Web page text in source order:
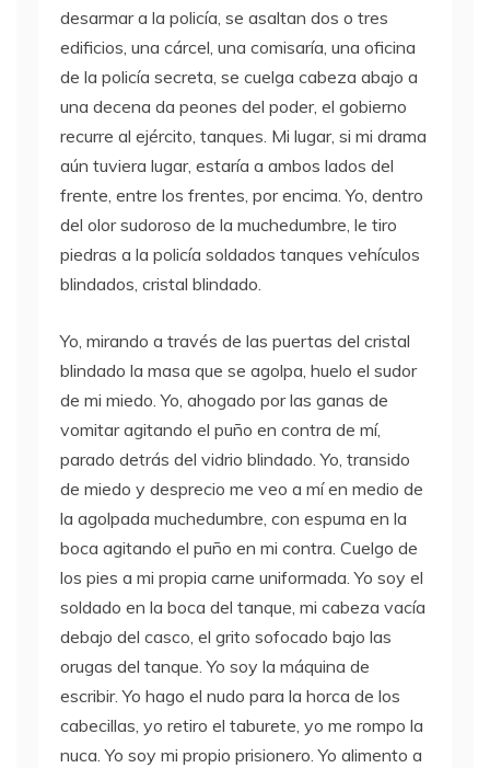
desarmar a la policía, se asaltan dos o tres
edificios, una cárcel, una comisaría, una oficina
de la policía secreta, se cuelga cabeza abajo a
una decena da peones del poder, el gobierno
recurre al ejército, tanques. Mi lugar, si mi drama
aún tuviera lugar, estaría a ambos lados del
frente, entre los frentes, por encima. Yo, dentro
del olor sudoroso de la muchedumbre, le tiro
piedras a la policía soldados tanques vehículos
blindados, cristal blindado.
Yo, mirando a través de las puertas del cristal
blindado la masa que se agolpa, huelo el sudor
de mi miedo. Yo, ahogado por las ganas de
vomitar agitando el puño en contra de mí,
parado detrás del vidrio blindado. Yo, transido
de miedo y desprecio me veo a mí en medio de
la agolpada muchedumbre, con espuma en la
boca agitando el puño en mi contra. Cuelgo de
los pies a mi propia carne uniformada. Yo soy el
soldado en la boca del tanque, mi cabeza vacía
debajo del casco, el grito sofocado bajo las
orugas del tanque. Yo soy la máquina de
escribir. Yo hago el nudo para la horca de los
cabecillas, yo retiro el taburete, yo me rompo la
nuca. Yo soy mi propio prisionero. Yo alimento a